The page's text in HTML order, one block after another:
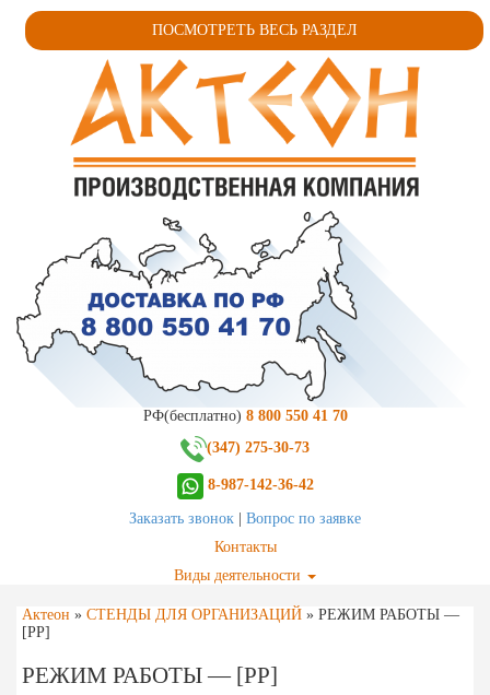
РФ(бесплатно) 8 800 550 41 70
(347) 275-30-73
8-987-142-36-42
Заказать звонок
Вопрос по заявке
Контакты
Виды деятельности
ПОСМОТРЕТЬ ВЕСЬ РАЗДЕЛ
Актеон » СТЕНДЫ ДЛЯ ОРГАНИЗАЦИЙ » РЕЖИМ РАБОТЫ —
[РР]
РЕЖИМ РАБОТЫ — [РР]